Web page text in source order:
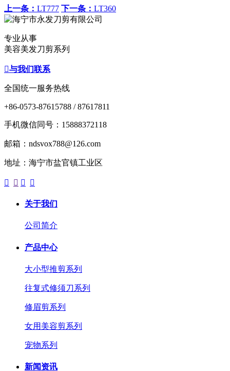
上一条： LT777 下一条： LT360
专业从事
美容美发刀剪系列
与我们联系
全国统一服务热线
+86-0573-87615788 / 87617811
手机微信同号：15888372118
邮箱：ndsvox788@126.com
地址：海宁市盐官镇工业区
   
关于我们
公司简介
产品中心
大小型推剪系列
往复式修须刀系列
修眉剪系列
女用美容剪系列
宠物系列
新闻资讯